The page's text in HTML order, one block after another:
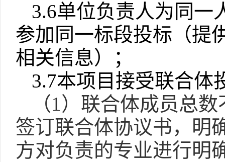
3.6单位负责人为同一
参加同一标段投标（提
相关信息）；
3.7本项目接受联合体
（1）联合体成员总数
签订联合体协议书，明
方对负责的专业进行明